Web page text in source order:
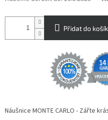
Přidat do
Náušnice MONTE CARLO - Zářte